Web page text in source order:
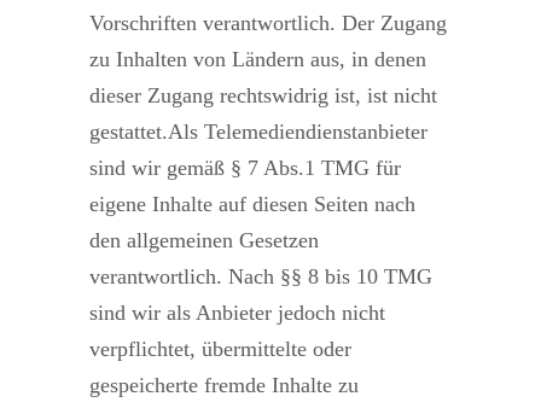
Vorschriften verantwortlich. Der Zugang
zu Inhalten von Ländern aus, in denen
dieser Zugang rechtswidrig ist, ist nicht
gestattet.Als Telemediendienstanbieter
sind wir gemäß § 7 Abs.1 TMG für
eigene Inhalte auf diesen Seiten nach
den allgemeinen Gesetzen
verantwortlich. Nach §§ 8 bis 10 TMG
sind wir als Anbieter jedoch nicht
verpflichtet, übermittelte oder
gespeicherte fremde Inhalte zu